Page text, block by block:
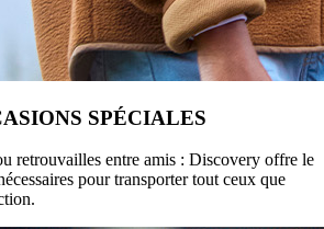
SPÉCIALES
retrouvailles entre amis : Discovery offre le
pour transporter tout ceux que